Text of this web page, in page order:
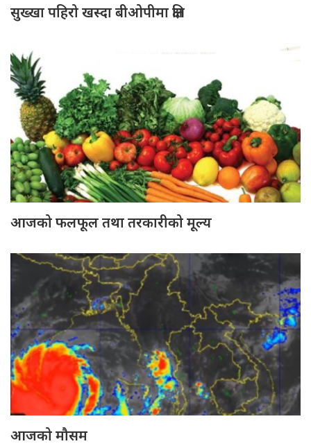
सुख्खा पहिरो खस्दा बीओपीमा क्षति
आजको फलफूल तथा तरकारीको मूल्य
आजको मौसम